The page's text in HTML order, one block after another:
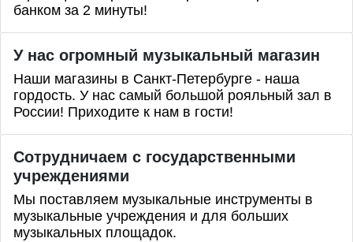
банком за 2 минуты!
У нас огромный музыкальный магазин
Наши магазины в Санкт-Петербурге - наша
гордость. У нас самый большой рояльный зал в
России! Приходите к нам в гости!
Сотрудничаем с государственными
учреждениями
Мы поставляем музыкальные инструменты в
музыкальные учреждения и для больших
музыкальных площадок.